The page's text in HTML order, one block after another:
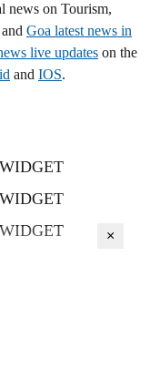
news on Tourism,
Goa latest news in
live updates on the
and IOS.
×